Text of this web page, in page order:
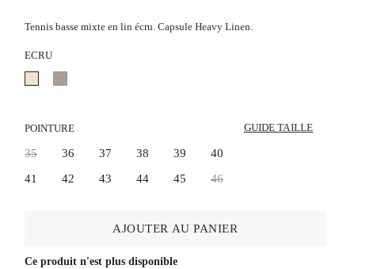
Tennis basse mixte en lin écru. Capsule Heavy Linen.
ECRU
POINTURE
35 36 37 38 39
40
41
42 43 44 45 46
GUIDE TAILLE
AJOUTER AU PANIER
Ce produit n'est plus disponible